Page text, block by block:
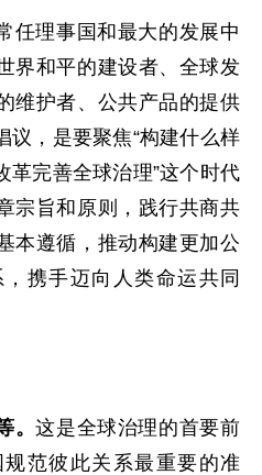
任理事国和最大的发展中
界和平的建设者、全球发
维护者、公共产品的提供
议，是要聚焦“构建什么样
革完善全球治理”这个时代
宗旨和原则，践行共商共
本遵循，推动构建更加公
携手迈向人类命运共同
。这是全球治理的首要前
范彼此关系最重要的准